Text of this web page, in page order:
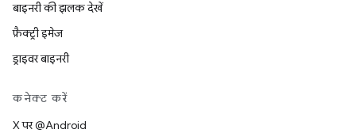
बाइनरी की झलक देखें
फ़ैक्ट्री इमेज
ड्राइवर बाइनरी
कनेक्ट करें
X पर @Android